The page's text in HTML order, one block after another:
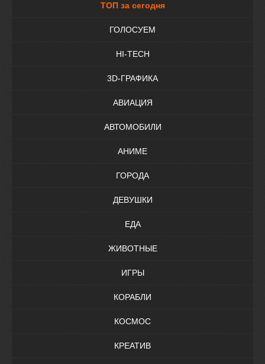
ТОП за сегодня
ГОЛОСУЕМ
HI-TECH
3D-ГРАФИКА
АВИАЦИЯ
АВТОМОБИЛИ
АНИМЕ
ГОРОДА
ДЕВУШКИ
ЕДА
ЖИВОТНЫЕ
ИГРЫ
КОРАБЛИ
КОСМОС
КРЕАТИВ